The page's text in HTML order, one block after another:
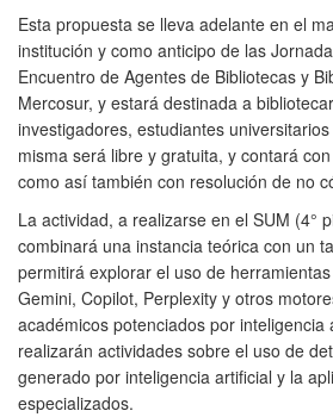
Esta propuesta se lleva adelante en el
institución y como anticipo de las
Encuentro de Agentes de Bibliotecas y
Mercosur, y estará destinada a
investigadores, estudiantes
misma será libre y gratuita, y contará
como así también con resolución de no
La actividad, a realizarse en el SUM (4°
combinará una instancia teórica con un
permitirá explorar el uso de
Gemini, Copilot, Perplexity y otros
académicos potenciados por inteligencia
realizarán actividades sobre el uso de
generado por inteligencia artificial y la
especializados.